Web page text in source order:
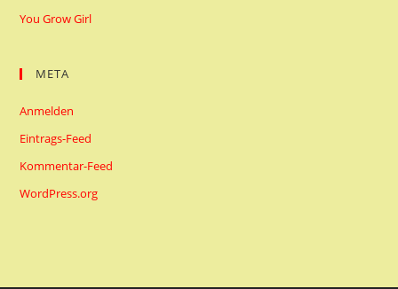
You Grow Girl
META
Anmelden
Eintrags-Feed
Kommentar-Feed
WordPress.org